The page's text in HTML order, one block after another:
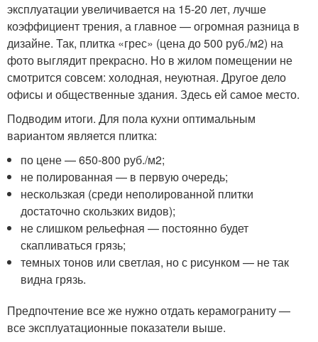
эксплуатации увеличивается на 15-20 лет, лучше
коэффициент трения, а главное — огромная разница в
дизайне. Так, плитка «грес» (цена до 500 руб./м2) на
фото выглядит прекрасно. Но в жилом помещении не
смотрится совсем: холодная, неуютная. Другое дело
офисы и общественные здания. Здесь ей самое место.
Подводим итоги. Для пола кухни оптимальным
вариантом является плитка:
по цене — 650-800 руб./м2;
не полированная — в первую очередь;
нескользкая (среди неполированной плитки
достаточно скользких видов);
не слишком рельефная — постоянно будет
скапливаться грязь;
темных тонов или светлая, но с рисунком — не так
видна грязь.
Предпочтение все же нужно отдать керамограниту —
все эксплуатационные показатели выше.